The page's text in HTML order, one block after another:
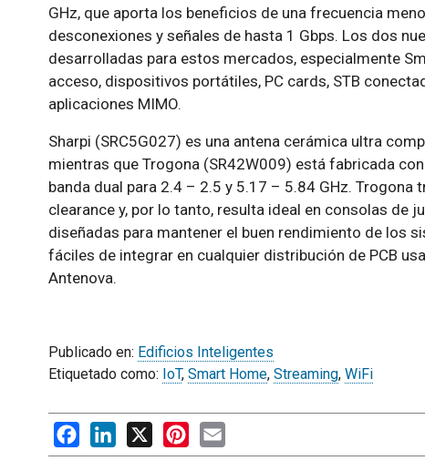
GHz, que aporta los beneficios de una frecuencia
desconexiones y señales de hasta 1 Gbps. Los dos
desarrolladas para estos mercados, especialmente
acceso, dispositivos portátiles, PC cards, STB
aplicaciones MIMO.
Sharpi (SRC5G027) es una antena cerámica ultra
mientras que Trogona (SR42W009) está fabricada
banda dual para 2.4 – 2.5 y 5.17 – 5.84 GHz. Trogona
clearance y, por lo tanto, resulta ideal en consolas de
diseñadas para mantener el buen rendimiento de los
fáciles de integrar en cualquier distribución de PCB
Antenova.
Publicado en: Edificios Inteligentes
Etiquetado como: IoT, Smart Home, Streaming, WiFi
FacebookLinkedIn
X PinterestEmail